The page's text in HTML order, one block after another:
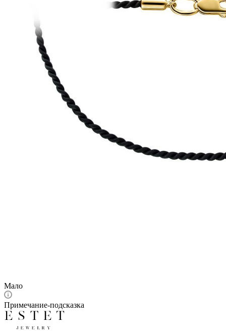
Мало
Примечание-подсказка